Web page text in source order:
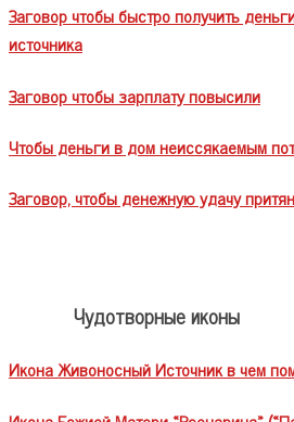
Заговор чтобы быстро получить
источника
Заговор чтобы зарплату повысили
Чтобы деньги в дом неиссякаемым
Заговор, чтобы денежную удачу
Чудотворные иконы
Икона Живоносный Источник в чем